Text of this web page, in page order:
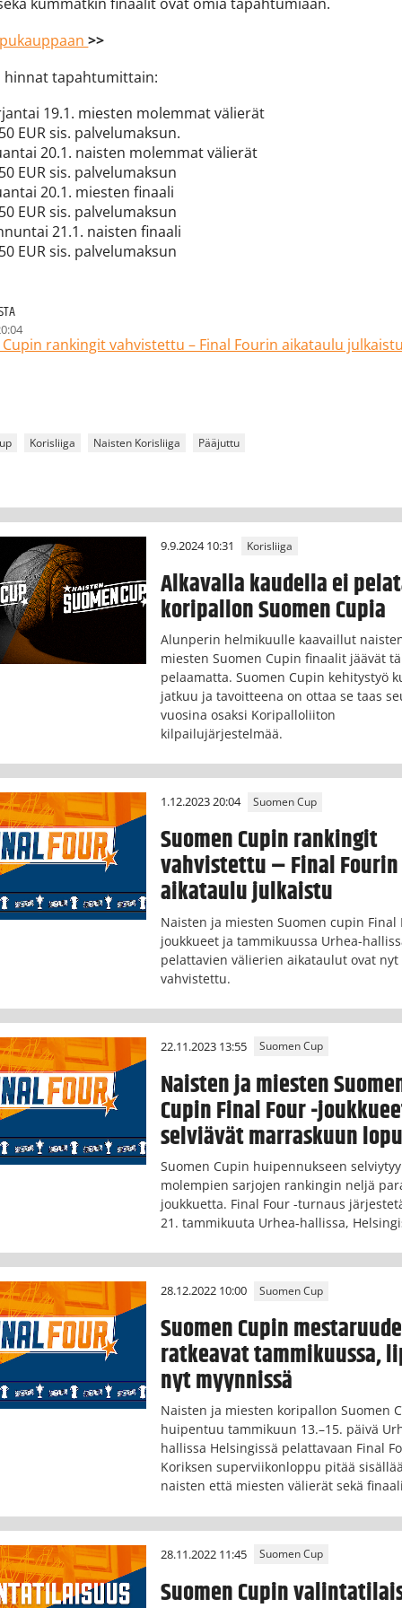
>>
hinnat tapahtumittain:
19.1. miesten molemmat välierät
EUR sis. palvelumaksun.
20.1. naisten molemmat välierät
EUR sis. palvelumaksun
20.1. miesten
EUR sis. palvelumaksun
21.1. naisten
EUR sis. palvelumaksun
rankingit vahvistettu – Final Fourin aikataulu
Korisliiga Naisten Korisliiga Pääjuttu
9.9.2024 10:31 Korisliiga
Alkavalla kaudella ei
koripallon Suomen Cupia
Alunperin helmikuulle kaavaillut
miesten Suomen Cupin finaalit jäävät
pelaamatta. Suomen Cupin kehitystyö
jatkuu ja tavoitteena on ottaa se taas
vuosina osaksi Koripalloliiton
kilpailujärjestelmää.
1.12.2023 20:04 Suomen Cup
Suomen Cupin rankingit
vahvistettu – Final Fourin
aikataulu julkaistu
Naisten ja miesten Suomen cupin Final
joukkueet ja tammikuussa Urhea-
pelattavien välierien aikataulut ovat nyt
vahvistettu.
22.11.2023 13:55 Suomen Cup
Naisten ja miesten
Cupin Final Four -
selviävät marraskuun
Suomen Cupin huipennukseen selviytyy
molempien sarjojen rankingin neljä
joukkuetta. Final Four -turnaus
21. tammikuuta Urhea-hallissa,
28.12.2022 10:00 Suomen Cup
Suomen Cupin
ratkeavat tammikuussa,
nyt myynnissä
Naisten ja miesten koripallon Suomen
huipentuu tammikuun 13.–15. päivä
hallissa Helsingissä pelattavaan Final
Koriksen superviikonloppu pitää
naisten että miesten välierät sekä
28.11.2022 11:45 Suomen Cup
Suomen Cupin